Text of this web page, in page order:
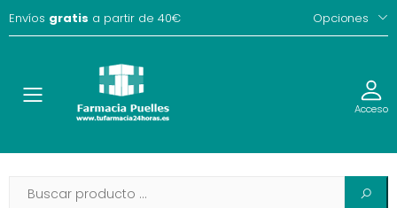
Envíos gratis a partir de 40€ Opciones
Toggle Acceso